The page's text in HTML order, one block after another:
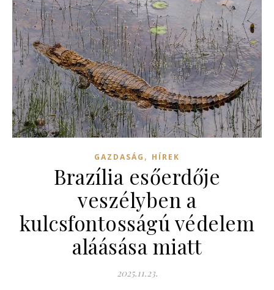
GAZDASÁG , HÍREK
Brazília esőerdője
veszélyben a
kulcsfontosságú védelem
aláásása miatt
2025.11.23.